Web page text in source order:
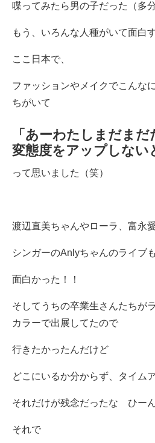
喋ってみたら男の子だった（多
もう、いろんな人種がいて面白
ここ日本で、
ファッションやメイクでこんな
ちがいて
「あーわたしまだま
変態度をアップしない
って思いました（笑）
渡辺直美ちゃんやローラ、富永
シンガーのAnlyちゃんのライブ
面白かった！！
そしてうちの卒業生さんたちが
カラーで出展してたので
行きたかったんだけど
どこにいるか分からず、タイム
それだけが残念だったな ひー
それで